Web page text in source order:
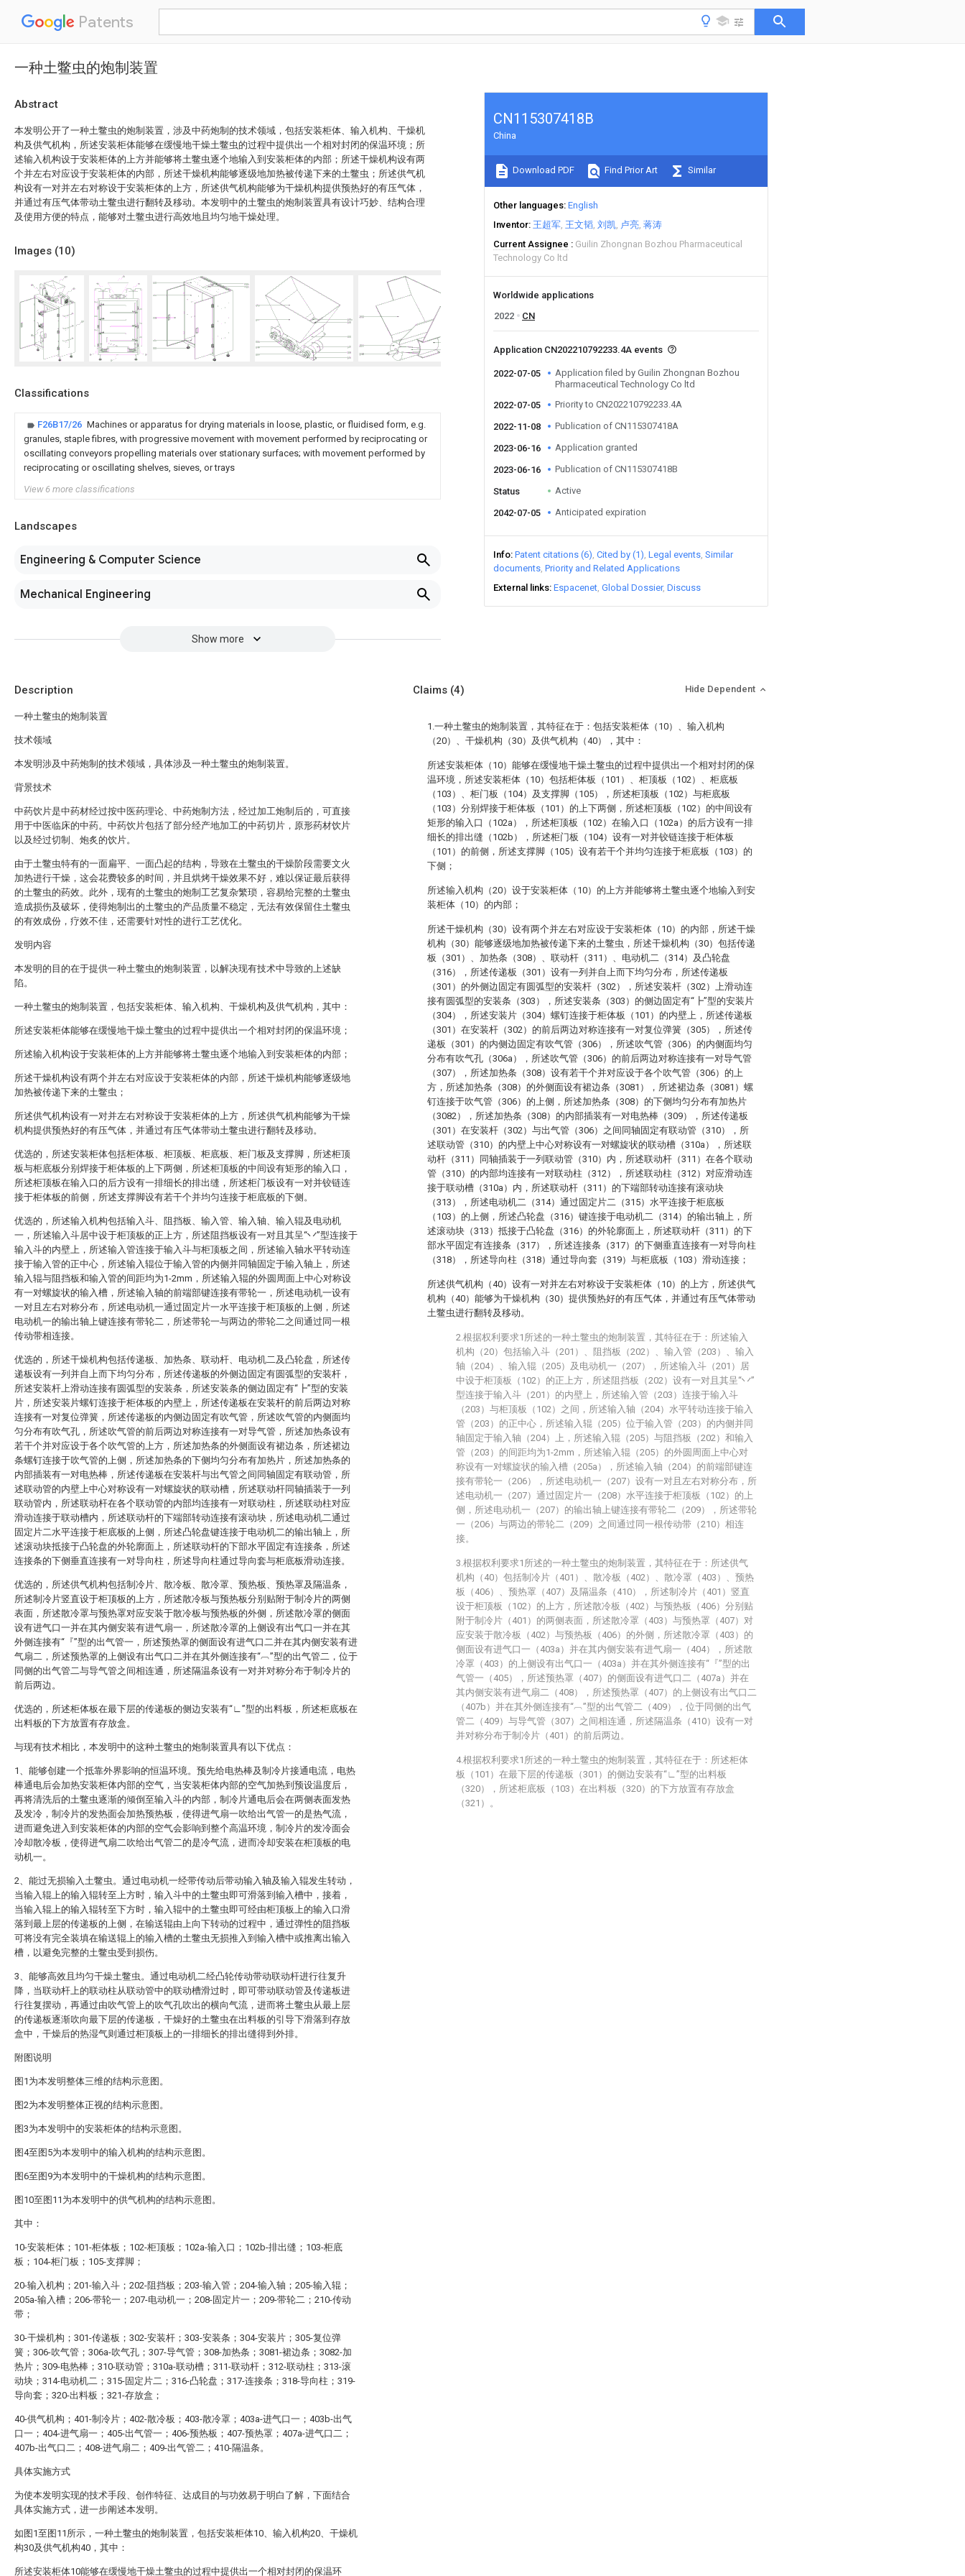
Patents
一种土鳖虫的炮制装置
Abstract
本发明公开了一种土鳖虫的炮制装置，涉及中药炮制的技术领域，包括安装柜体、输入机构、干燥机
构及供气机构，所述安装柜体能够在缓慢地干燥土鳖虫的过程中提供出一个相对封闭的保温环境；所
述输入机构设于安装柜体的上方并能够将土鳖虫逐个地输入到安装柜体的内部；所述干燥机构设有两
个并左右对应设于安装柜体的内部，所述干燥机构能够逐级地加热被传递下来的土鳖虫；所述供气机
构设有一对并左右对称设于安装柜体的上方，所述供气机构能够为干燥机构提供预热好的有压气体，
并通过有压气体带动土鳖虫进行翻转及移动。本发明中的土鳖虫的炮制装置具有设计巧妙、结构合理
及使用方便的特点，能够对土鳖虫进行高效地且均匀地干燥处理。
Images (10)
Classifications
F26B17/26 Machines or apparatus for drying materials in loose, plastic, or fluidised form, e.g.
granules, staple fibres, with progressive movement with movement performed by reciprocating or
oscillating conveyors propelling materials over stationary surfaces; with movement performed by
reciprocating or oscillating shelves, sieves, or trays
View 6 more classifications
Landscapes
Engineering & Computer Science
Mechanical Engineering
Show more
CN115307418B
China
Download PDF Find Prior Art Similar
Other languages English
Inventor 王超军 王文韬 刘凯 卢亮 蒋涛
Current Assignee
Guilin Zhongnan Bozhou Pharmaceutical
Technology Co ltd
Worldwide applications
2022
CN
Application CN202210792233.4A events
2022-07-05
Application filed by Guilin Zhongnan Bozhou
Pharmaceutical Technology Co ltd
2022-07-05
Priority to CN202210792233.4A
2022-11-08 Publication of CN115307418A
2023-06-16 Application granted
2023-06-16 Publication of CN115307418B
Status Active
2042-07-05 Anticipated expiration
Info Patent citations (6) Cited by (1) Legal events Similar
documents Priority and Related Applications
External links Espacenet Global Dossier Discuss
Description
一种土鳖虫的炮制装置
技术领域
本发明涉及中药炮制的技术领域，具体涉及一种土鳖虫的炮制装置。
背景技术
中药饮片是中药材经过按中医药理论、中药炮制方法，经过加工炮制后的，可直接
用于中医临床的中药。中药饮片包括了部分经产地加工的中药切片，原形药材饮片
以及经过切制、炮炙的饮片。
由于土鳖虫特有的一面扁平、一面凸起的结构，导致在土鳖虫的干燥阶段需要文火
加热进行干燥，这会花费较多的时间，并且烘烤干燥效果不好，难以保证最后获得
的土鳖虫的药效。此外，现有的土鳖虫的炮制工艺复杂繁琐，容易给完整的土鳖虫
造成损伤及破坏，使得炮制出的土鳖虫的产品质量不稳定，无法有效保留住土鳖虫
的有效成份，疗效不佳，还需要针对性的进行工艺优化。
发明内容
本发明的目的在于提供一种土鳖虫的炮制装置，以解决现有技术中导致的上述缺
陷。
一种土鳖虫的炮制装置，包括安装柜体、输入机构、干燥机构及供气机构，其中：
所述安装柜体能够在缓慢地干燥土鳖虫的过程中提供出一个相对封闭的保温环境；
所述输入机构设于安装柜体的上方并能够将土鳖虫逐个地输入到安装柜体的内部；
所述干燥机构设有两个并左右对应设于安装柜体的内部，所述干燥机构能够逐级地
加热被传递下来的土鳖虫；
所述供气机构设有一对并左右对称设于安装柜体的上方，所述供气机构能够为干燥
机构提供预热好的有压气体，并通过有压气体带动土鳖虫进行翻转及移动。
优选的，所述安装柜体包括柜体板、柜顶板、柜底板、柜门板及支撑脚，所述柜顶
板与柜底板分别焊接于柜体板的上下两侧，所述柜顶板的中间设有矩形的输入口，
所述柜顶板在输入口的后方设有一排细长的排出缝，所述柜门板设有一对并铰链连
接于柜体板的前侧，所述支撑脚设有若干个并均匀连接于柜底板的下侧。
优选的，所述输入机构包括输入斗、阻挡板、输入管、输入轴、输入辊及电动机
一，所述输入斗居中设于柜顶板的正上方，所述阻挡板设有一对且其呈“丷”型连接于
输入斗的内壁上，所述输入管连接于输入斗与柜顶板之间，所述输入轴水平转动连
接于输入管的正中心，所述输入辊位于输入管的内侧并同轴固定于输入轴上，所述
输入辊与阻挡板和输入管的间距均为1-2mm，所述输入辊的外圆周面上中心对称设
有一对螺旋状的输入槽，所述输入轴的前端部键连接有带轮一，所述电动机一设有
一对且左右对称分布，所述电动机一通过固定片一水平连接于柜顶板的上侧，所述
电动机一的输出轴上键连接有带轮二，所述带轮一与两边的带轮二之间通过同一根
传动带相连接。
优选的，所述干燥机构包括传递板、加热条、联动杆、电动机二及凸轮盘，所述传
递板设有一列并自上而下均匀分布，所述传递板的外侧边固定有圆弧型的安装杆，
所述安装杆上滑动连接有圆弧型的安装条，所述安装条的侧边固定有“┣”型的安装
片，所述安装片螺钉连接于柜体板的内壁上，所述传递板在安装杆的前后两边对称
连接有一对复位弹簧，所述传递板的内侧边固定有吹气管，所述吹气管的内侧面均
匀分布有吹气孔，所述吹气管的前后两边对称连接有一对导气管，所述加热条设有
若干个并对应设于各个吹气管的上方，所述加热条的外侧面设有裙边条，所述裙边
条螺钉连接于吹气管的上侧，所述加热条的下侧均匀分布有加热片，所述加热条的
内部插装有一对电热棒，所述传递板在安装杆与出气管之间同轴固定有联动管，所
述联动管的内壁上中心对称设有一对螺旋状的联动槽，所述联动杆同轴插装于一列
联动管内，所述联动杆在各个联动管的内部均连接有一对联动柱，所述联动柱对应
滑动连接于联动槽内，所述联动杆的下端部转动连接有滚动块，所述电动机二通过
固定片二水平连接于柜底板的上侧，所述凸轮盘键连接于电动机二的输出轴上，所
述滚动块抵接于凸轮盘的外轮廓面上，所述联动杆的下部水平固定有连接条，所述
连接条的下侧垂直连接有一对导向柱，所述导向柱通过导向套与柜底板滑动连接。
优选的，所述供气机构包括制冷片、散冷板、散冷罩、预热板、预热罩及隔温条，
所述制冷片竖直设于柜顶板的上方，所述散冷板与预热板分别贴附于制冷片的两侧
表面，所述散冷罩与预热罩对应安装于散冷板与预热板的外侧，所述散冷罩的侧面
设有进气口一并在其内侧安装有进气扇一，所述散冷罩的上侧设有出气口一并在其
外侧连接有“『”型的出气管一，所述预热罩的侧面设有进气口二并在其内侧安装有进
气扇二，所述预热罩的上侧设有出气口二并在其外侧连接有“︹”型的出气管二，位于
同侧的出气管二与导气管之间相连通，所述隔温条设有一对并对称分布于制冷片的
前后两边。
优选的，所述柜体板在最下层的传递板的侧边安装有“∟”型的出料板，所述柜底板在
出料板的下方放置有存放盒。
与现有技术相比，本发明中的这种土鳖虫的炮制装置具有以下优点：
1、能够创建一个抵靠外界影响的恒温环境。预先给电热棒及制冷片接通电流，电热
棒通电后会加热安装柜体内部的空气，当安装柜体内部的空气加热到预设温度后，
再将清洗后的土鳖虫逐渐的倾倒至输入斗的内部，制冷片通电后会在两侧表面发热
及发冷，制冷片的发热面会加热预热板，使得进气扇一吹给出气管一的是热气流，
进而避免进入到安装柜体的内部的空气会影响到整个高温环境，制冷片的发冷面会
冷却散冷板，使得进气扇二吹给出气管二的是冷气流，进而冷却安装在柜顶板的电
动机一。
2、能过无损输入土鳖虫。通过电动机一经带传动后带动输入轴及输入辊发生转动，
当输入辊上的输入辊转至上方时，输入斗中的土鳖虫即可滑落到输入槽中，接着，
当输入辊上的输入辊转至下方时，输入辊中的土鳖虫即可经由柜顶板上的输入口滑
落到最上层的传递板的上侧，在输送辊由上向下转动的过程中，通过弹性的阻挡板
可将没有完全装填在输送辊上的输入槽的土鳖虫无损推入到输入槽中或推离出输入
槽，以避免完整的土鳖虫受到损伤。
3、能够高效且均匀干燥土鳖虫。通过电动机二经凸轮传动带动联动杆进行往复升
降，当联动杆上的联动柱从联动管中的联动槽滑过时，即可带动联动管及传递板进
行往复摆动，再通过由吹气管上的吹气孔吹出的横向气流，进而将土鳖虫从最上层
的传递板逐渐吹向最下层的传递板，干燥好的土鳖虫在出料板的引导下滑落到存放
盒中，干燥后的热湿气则通过柜顶板上的一排细长的排出缝得到外排。
附图说明
图1为本发明整体三维的结构示意图。
图2为本发明整体正视的结构示意图。
图3为本发明中的安装柜体的结构示意图。
图4至图5为本发明中的输入机构的结构示意图。
图6至图9为本发明中的干燥机构的结构示意图。
图10至图11为本发明中的供气机构的结构示意图。
其中：
10-安装柜体；101-柜体板；102-柜顶板；102a-输入口；102b-排出缝；103-柜底
板；104-柜门板；105-支撑脚；
20-输入机构；201-输入斗；202-阻挡板；203-输入管；204-输入轴；205-输入辊；
205a-输入槽；206-带轮一；207-电动机一；208-固定片一；209-带轮二；210-传动
带；
30-干燥机构；301-传递板；302-安装杆；303-安装条；304-安装片；305-复位弹
簧；306-吹气管；306a-吹气孔；307-导气管；308-加热条；3081-裙边条；3082-加
热片；309-电热棒；310-联动管；310a-联动槽；311-联动杆；312-联动柱；313-滚
动块；314-电动机二；315-固定片二；316-凸轮盘；317-连接条；318-导向柱；319-
导向套；320-出料板；321-存放盒；
40-供气机构；401-制冷片；402-散冷板；403-散冷罩；403a-进气口一；403b-出气
口一；404-进气扇一；405-出气管一；406-预热板；407-预热罩；407a-进气口二；
407b-出气口二；408-进气扇二；409-出气管二；410-隔温条。
具体实施方式
为使本发明实现的技术手段、创作特征、达成目的与功效易于明白了解，下面结合
具体实施方式，进一步阐述本发明。
如图1至图11所示，一种土鳖虫的炮制装置，包括安装柜体10、输入机构20、干燥机
构30及供气机构40，其中：
所述安装柜体10能够在缓慢地干燥土鳖虫的过程中提供出一个相对封闭的保温环
Claims (4) Hide Dependent
1.一种土鳖虫的炮制装置，其特征在于：包括安装柜体（10）、输入机构
（20）、干燥机构（30）及供气机构（40），其中：
所述安装柜体（10）能够在缓慢地干燥土鳖虫的过程中提供出一个相对封闭的保
温环境，所述安装柜体（10）包括柜体板（101）、柜顶板（102）、柜底板
（103）、柜门板（104）及支撑脚（105），所述柜顶板（102）与柜底板
（103）分别焊接于柜体板（101）的上下两侧，所述柜顶板（102）的中间设有
矩形的输入口（102a），所述柜顶板（102）在输入口（102a）的后方设有一排
细长的排出缝（102b），所述柜门板（104）设有一对并铰链连接于柜体板
（101）的前侧，所述支撑脚（105）设有若干个并均匀连接于柜底板（103）的
下侧；
所述输入机构（20）设于安装柜体（10）的上方并能够将土鳖虫逐个地输入到安
装柜体（10）的内部；
所述干燥机构（30）设有两个并左右对应设于安装柜体（10）的内部，所述干燥
机构（30）能够逐级地加热被传递下来的土鳖虫，所述干燥机构（30）包括传递
板（301）、加热条（308）、联动杆（311）、电动机二（314）及凸轮盘
（316），所述传递板（301）设有一列并自上而下均匀分布，所述传递板
（301）的外侧边固定有圆弧型的安装杆（302），所述安装杆（302）上滑动连
接有圆弧型的安装条（303），所述安装条（303）的侧边固定有“┣”型的安装片
（304），所述安装片（304）螺钉连接于柜体板（101）的内壁上，所述传递板
（301）在安装杆（302）的前后两边对称连接有一对复位弹簧（305），所述传
递板（301）的内侧边固定有吹气管（306），所述吹气管（306）的内侧面均匀
分布有吹气孔（306a），所述吹气管（306）的前后两边对称连接有一对导气管
（307），所述加热条（308）设有若干个并对应设于各个吹气管（306）的上
方，所述加热条（308）的外侧面设有裙边条（3081），所述裙边条（3081）螺
钉连接于吹气管（306）的上侧，所述加热条（308）的下侧均匀分布有加热片
（3082），所述加热条（308）的内部插装有一对电热棒（309），所述传递板
（301）在安装杆（302）与出气管（306）之间同轴固定有联动管（310），所
述联动管（310）的内壁上中心对称设有一对螺旋状的联动槽（310a），所述联
动杆（311）同轴插装于一列联动管（310）内，所述联动杆（311）在各个联动
管（310）的内部均连接有一对联动柱（312），所述联动柱（312）对应滑动连
接于联动槽（310a）内，所述联动杆（311）的下端部转动连接有滚动块
（313），所述电动机二（314）通过固定片二（315）水平连接于柜底板
（103）的上侧，所述凸轮盘（316）键连接于电动机二（314）的输出轴上，所
述滚动块（313）抵接于凸轮盘（316）的外轮廓面上，所述联动杆（311）的下
部水平固定有连接条（317），所述连接条（317）的下侧垂直连接有一对导向柱
（318），所述导向柱（318）通过导向套（319）与柜底板（103）滑动连接；
所述供气机构（40）设有一对并左右对称设于安装柜体（10）的上方，所述供气
机构（40）能够为干燥机构（30）提供预热好的有压气体，并通过有压气体带动
土鳖虫进行翻转及移动。
2.根据权利要求1所述的一种土鳖虫的炮制装置，其特征在于：所述输入
机构（20）包括输入斗（201）、阻挡板（202）、输入管（203）、输入
轴（204）、输入辊（205）及电动机一（207），所述输入斗（201）居
中设于柜顶板（102）的正上方，所述阻挡板（202）设有一对且其呈“丷”
型连接于输入斗（201）的内壁上，所述输入管（203）连接于输入斗
（203）与柜顶板（102）之间，所述输入轴（204）水平转动连接于输入
管（203）的正中心，所述输入辊（205）位于输入管（203）的内侧并同
轴固定于输入轴（204）上，所述输入辊（205）与阻挡板（202）和输入
管（203）的间距均为1-2mm，所述输入辊（205）的外圆周面上中心对
称设有一对螺旋状的输入槽（205a），所述输入轴（204）的前端部键连
接有带轮一（206），所述电动机一（207）设有一对且左右对称分布，所
述电动机一（207）通过固定片一（208）水平连接于柜顶板（102）的上
侧，所述电动机一（207）的输出轴上键连接有带轮二（209），所述带轮
一（206）与两边的带轮二（209）之间通过同一根传动带（210）相连
接。
3.根据权利要求1所述的一种土鳖虫的炮制装置，其特征在于：所述供气
机构（40）包括制冷片（401）、散冷板（402）、散冷罩（403）、预热
板（406）、预热罩（407）及隔温条（410），所述制冷片（401）竖直
设于柜顶板（102）的上方，所述散冷板（402）与预热板（406）分别贴
附于制冷片（401）的两侧表面，所述散冷罩（403）与预热罩（407）对
应安装于散冷板（402）与预热板（406）的外侧，所述散冷罩（403）的
侧面设有进气口一（403a）并在其内侧安装有进气扇一（404），所述散
冷罩（403）的上侧设有出气口一（403a）并在其外侧连接有“『”型的出
气管一（405），所述预热罩（407）的侧面设有进气口二（407a）并在
其内侧安装有进气扇二（408），所述预热罩（407）的上侧设有出气口二
（407b）并在其外侧连接有“︹”型的出气管二（409），位于同侧的出气
管二（409）与导气管（307）之间相连通，所述隔温条（410）设有一对
并对称分布于制冷片（401）的前后两边。
4.根据权利要求1所述的一种土鳖虫的炮制装置，其特征在于：所述柜体
板（101）在最下层的传递板（301）的侧边安装有“∟”型的出料板
（320），所述柜底板（103）在出料板（320）的下方放置有存放盒
（321）。